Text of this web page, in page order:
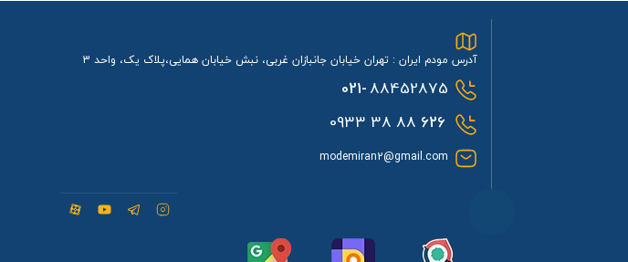
آدرس مودم ایران : تهران خیابان جانبازان غربی، نبش خیابان همایی،پلاک یک، واحد 3
021-88452875
626
88 38 0933
modemiran2@gmail.com